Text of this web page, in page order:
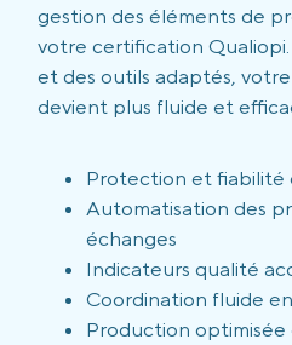
gestion des éléments de
votre certification
et des outils adaptés,
devient plus fluide et
Protection et fiabilité
Automatisation des
échanges
Indicateurs qualité
Coordination fluide
Production optimisée